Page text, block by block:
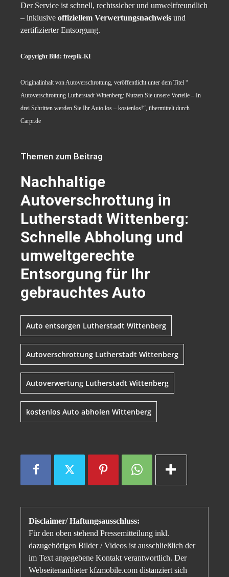
Der Service ist schnell, rechtssicher und umweltfreundlich
– inklusive offiziellem Verwertungsnachweis und
zertifizierter Entsorgung.
Copyright Bild: freepik-KI
Originalinhalt von Autoverschrottung, veröffentlicht unter dem Titel “
Autoverschrottung Lutherstadt Wittenberg: Nutzen Sie unsere Vorteile – In
drei Schritten werden Sie Ihr Auto los – kostenlos!“, übermittelt durch
Carpr.de
Themen zum Beitrag
Nachhaltige
Autoverschrottung in
Lutherstadt Wittenberg:
Schnelle Abholung und
umweltgerechte
Entsorgung für Ihr
gebrauchtes Auto
Auto entsorgen Lutherstadt Wittenberg
Autoverschrottung Lutherstadt Wittenberg
Autoverwertung Lutherstadt Wittenberg
kostenlos Auto abholen Wittenberg
Disclaimer/ Haftungsausschluss:
Für den oben stehend Pressemitteilung inkl.
dazugehörigen Bilder / Videos ist ausschließlich der
im Text angegebene Kontakt verantwortlich. Der
Webseitenanbieter kfzmobile.com distanziert sich